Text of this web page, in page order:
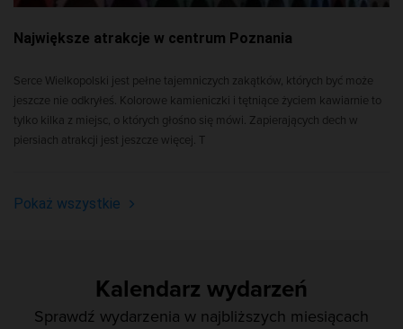
Największe atrakcje w centrum Poznania
Serce Wielkopolski jest pełne tajemniczych zakątków, których być może
jeszcze nie odkryłeś. Kolorowe kamieniczki i tętniące życiem kawiarnie to
tylko kilka z miejsc, o których głośno się mówi. Zapierających dech w
piersiach atrakcji jest jeszcze więcej. T
Pokaż wszystkie
Kalendarz wydarzeń
Sprawdź wydarzenia w najbliższych miesiącach